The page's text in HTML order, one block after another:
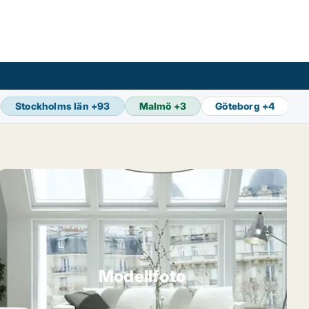
Stockholms län +93 Malmö +3 Göteborg +4
Modellfoto